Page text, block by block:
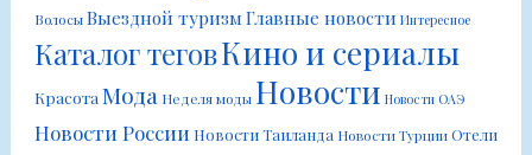
ВолосыВыездной туризмГлавные новости Интересное
Каталог теговКино и сериалы
Красота Мода Неделя моды Новости Новости ОАЭ
Новости России Новости Таиланда Новости ТурцииОтели